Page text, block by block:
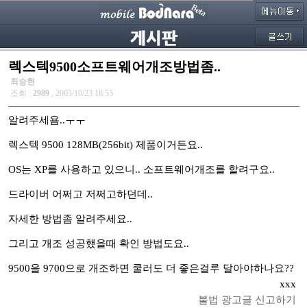
렉스텍9500소프트웨어개조방법좀..
최승현
조회 : 2989 , 2003/10/23 18:55
알려주세욤..ㅜㅜ
렉스텍 9500 128MB(256bit) 제품이거든요..
OS는 XP를 사용하고 있으니.. 소프트웨어개조를 할려구요..
드라이버 어쩌고 저쩌고하던데..
자세한 방법좀 알려주세요..
그리고 개조 성공했을때 확인 방법도요..
9500을 9700으로 개조하면 쿨러도 더 좋은걸루 달아야하나요??
xxx
불법 광고글 신고하기